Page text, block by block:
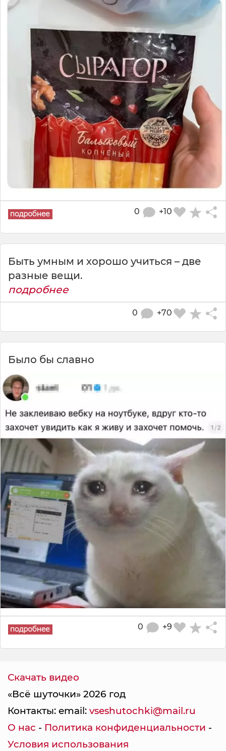
+10
0
Быть умным и хорошо учиться – две
разные вещи.
подробнее
+70
0
Было бы славно
+9
0
Скачать видео
«Всё шуточки» 2026 год
Контакты: email: vseshutochki@mail.ru
О нас - Политика конфиденциальности -
Условия использования